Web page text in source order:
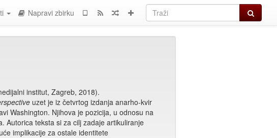
Traži
Napravi zbirku
institut, Zagreb, 2018).
uzet je iz četvrtog izdanja anarho-kvir
Washington. Njihova je pozicija, u odnosu na
Autorica teksta si za cilj zadaje artikuliranje
implikacije za ostale identitete